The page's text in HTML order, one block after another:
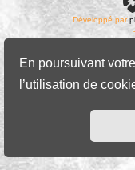
En poursuivant
l’utilisation de
Développé par